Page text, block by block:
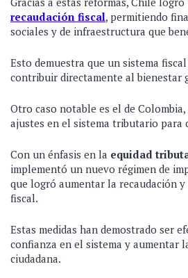
recaudación fiscal, permitiendo
sociales y de infraestructura que
Esto demuestra que un sistema
contribuir directamente al bienestar
Otro caso notable es el de
ajustes en el sistema tributario para
Con un énfasis en la equidad
implementó un nuevo régimen de
que logró aumentar la recaudación
fiscal.
Estas medidas han demostrado ser
confianza en el sistema y aumentar
ciudadana.